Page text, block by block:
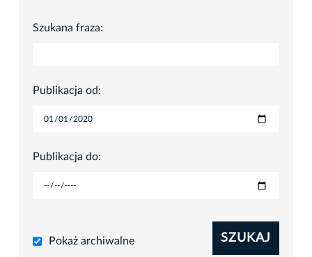
Szukana fraza:
Publikacja od:
Publikacja do:
Pokaż archiwalne SZUKAJ